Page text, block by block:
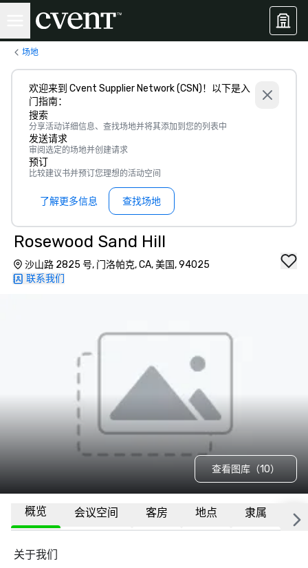
场地
欢迎来到 Cvent Supplier Network (CSN)！以下是入
门指南：
搜索
分享活动详细信息、查找场地并将其添加到您的列表中
发送请求
审阅选定的场地并创建请求
预订
比较建议书并预订您理想的活动空间
了解更多信息 查找场地
Rosewood Sand Hill
沙山路 2825 号, 门洛帕克, CA, 美国, 94025
联系我们
查看图库（10）
概览 会议空间 客房 地点 隶属 更
关于我们